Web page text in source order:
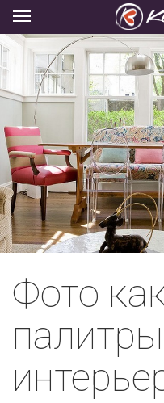
Фото
палитры